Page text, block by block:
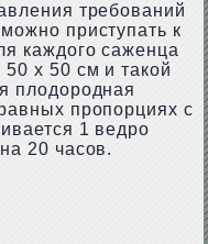
требований
приступать к
каждого саженца
х 50 см и такой
плодородная
пропорциях с
1 ведро
20 часов.